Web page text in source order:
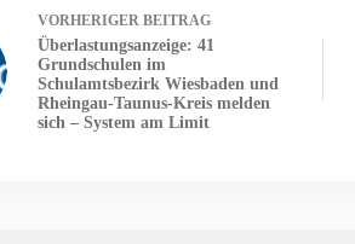
VORHERIGER BEITRAG
Überlastungsanzeige: 41
Grundschulen im
Schulamtsbezirk Wiesbaden und
Rheingau-Taunus-Kreis melden
sich – System am Limit